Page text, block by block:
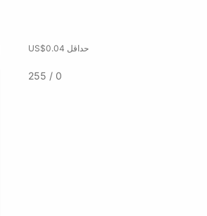
حداقل US$0.04
0 / 255